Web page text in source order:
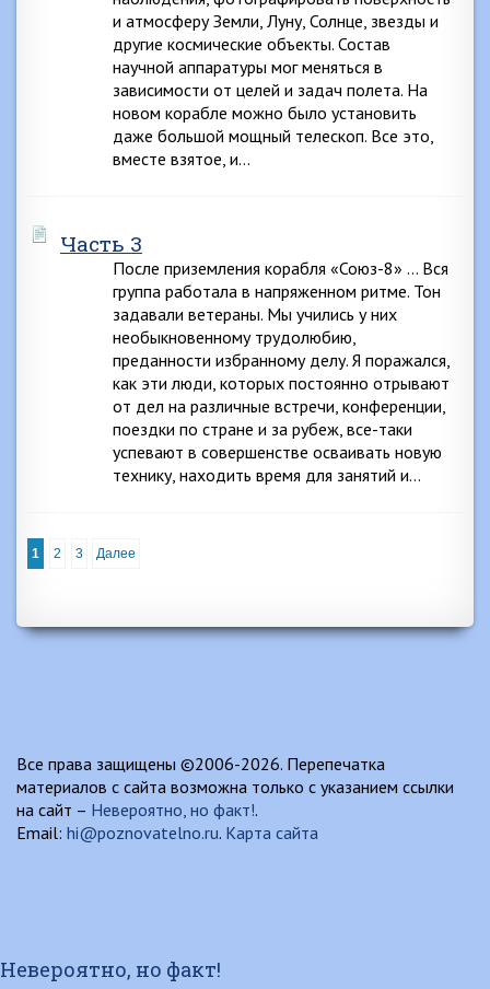
и атмосферу Земли, Луну, Солнце, звезды и
другие космические объекты. Состав
научной аппаратуры мог меняться в
зависимости от целей и задач полета. На
новом корабле можно было установить
даже большой мощный телескоп. Все это,
вместе взятое, и…
Часть 3
После приземления корабля «Союз-8» … Вся
группа работала в напряженном ритме. Тон
задавали ветераны. Мы учились у них
необыкновенному трудолюбию,
преданности избранному делу. Я поражался,
как эти люди, которых постоянно отрывают
от дел на различные встречи, конференции,
поездки по стране и за рубеж, все-таки
успевают в совершенстве осваивать новую
технику, находить время для занятий и…
1 2 3 Далее
Все права защищены ©2006-2026. Перепечатка
материалов с сайта возможна только с указанием ссылки
на сайт – Невероятно, но факт!.
Email: hi@poznovatelno.ru. Карта сайта
Невероятно, но факт!